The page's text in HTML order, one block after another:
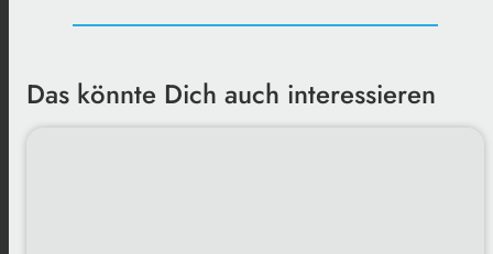
Das könnte Dich auch interessieren